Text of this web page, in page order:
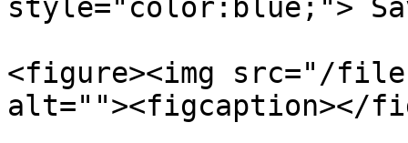
<figure><img src="/files/
alt=""><figcaption></